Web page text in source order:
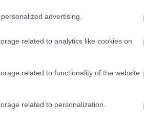
advertising.
related to analytics like cookies on
related to functionality of the website
related to personalization.